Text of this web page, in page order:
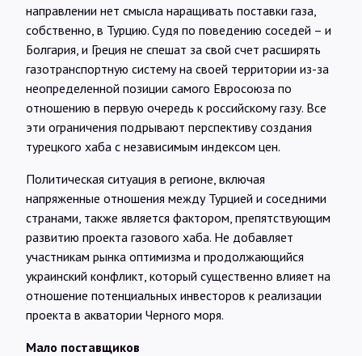
направлении нет смысла наращивать поставки газа,
собственно, в Турцию. Судя по поведению соседей – и
Болгария, и Греция не спешат за свой счет расширять
газотранспортную систему на своей территории из-за
неопределенной позиции самого Евросоюза по
отношению в первую очередь к российскому газу. Все
эти ограничения подрывают перспективу создания
турецкого хаба с независимым индексом цен.
Политическая ситуация в регионе, включая
напряженные отношения между Турцией и соседними
странами, также является фактором, препятствующим
развитию проекта газового хаба. Не добавляет
участникам рынка оптимизма и продолжающийся
украинский конфликт, который существенно влияет на
отношение потенциальных инвесторов к реализации
проекта в акватории Черного моря.
Мало поставщиков